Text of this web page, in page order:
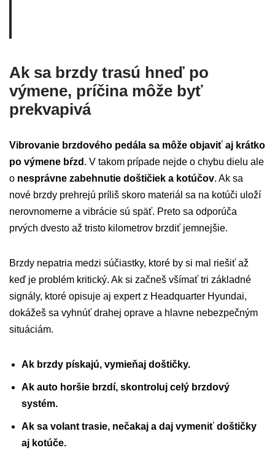
Ak sa brzdy trasú hneď po
výmene, príčina môže byť
prekvapivá
Vibrovanie brzdového pedála sa môže objaviť aj krátko
po výmene bŕzd . V takom prípade nejde o chybu dielu ale
o nesprávne zabehnutie doštičiek a kotúčov. Ak sa
nové brzdy prehrejú príliš skoro materiál sa na kotúči uloží
nerovnomerne a vibrácie sú späť. Preto sa odporúča
prvých dvesto až tristo kilometrov brzdiť jemnejšie.
Brzdy nepatria medzi súčiastky, ktoré by si mal riešiť až
keď je problém kritický. Ak si začneš všímať tri základné
signály, ktoré opisuje aj expert z Headquarter Hyundai,
dokážeš sa vyhnúť drahej oprave a hlavne nebezpečným
situáciám.
Ak brzdy pískajú, vymieňaj doštičky.
Ak auto horšie brzdí, skontroluj celý brzdový
systém.
Ak sa volant trasie, nečakaj a daj vymeniť doštičky
aj kotúče.